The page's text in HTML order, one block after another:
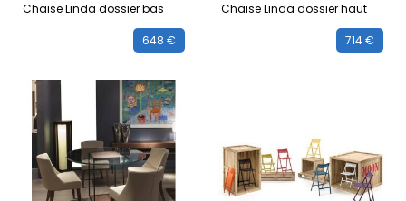
Chaise Linda dossier bas
648 €
Chaise Linda dossier haut
714 €